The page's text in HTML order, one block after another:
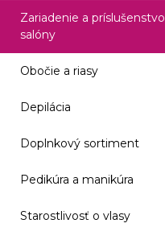
Zariadenie a
salóny
Obočie a riasy
Depilácia
Doplnkový sortiment
Pedikúra a manikúra
Starostlivosť o vlasy